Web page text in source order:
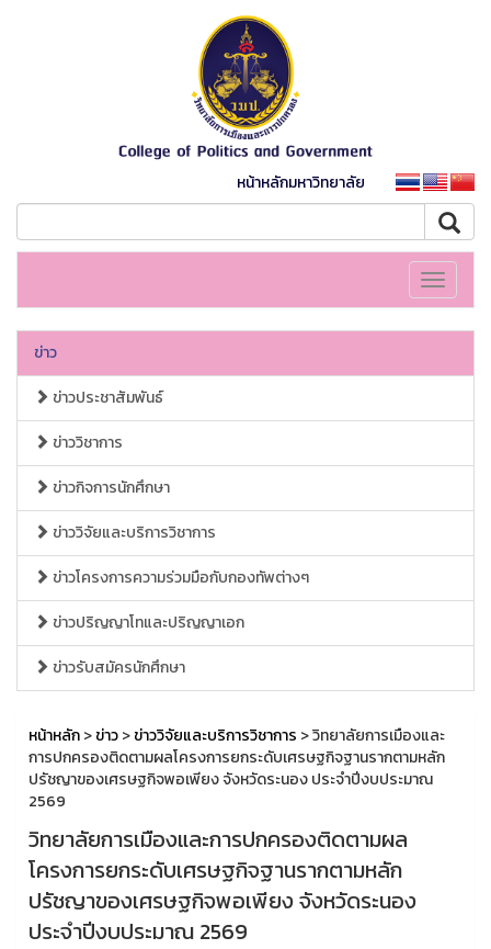
หน้าหลักมหาวิทยาลัย
Toggle
ข่าว
ข่าวประชาสัมพันธ์
ข่าววิชาการ
ข่าวกิจการนักศึกษา
ข่าววิจัยและบริการวิชาการ
ข่าวโครงการความร่วมมือกับกองทัพต่างๆ
ข่าวปริญญาโทและปริญญาเอก
ข่าวรับสมัครนักศึกษา
หน้าหลัก>ข่าว>ข่าววิจัยและบริการวิชาการ > วิทยาลัยการเมืองและ
การปกครองติดตามผลโครงการยกระดับเศรษฐกิจฐานรากตามหลัก
ปรัชญาของเศรษฐกิจพอเพียง จังหวัดระนอง ประจำปีงบประมาณ
2569
วิทยาลัยการเมืองและการปกครองติดตามผล
โครงการยกระดับเศรษฐกิจฐานรากตามหลัก
ปรัชญาของเศรษฐกิจพอเพียง จังหวัดระนอง
ประจำปีงบประมาณ 2569